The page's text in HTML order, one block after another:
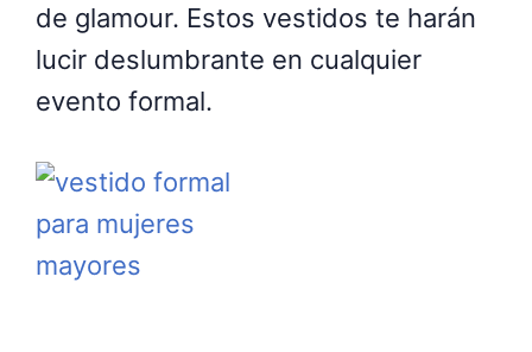
de glamour. Estos vestidos te harán
lucir deslumbrante en cualquier
evento formal.